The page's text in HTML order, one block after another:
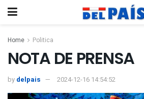
Home Politica
NOTA DE PRENSA
by delpais 2024-12-16 14:54:52